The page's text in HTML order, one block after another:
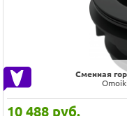
Сменная
10 488 руб.